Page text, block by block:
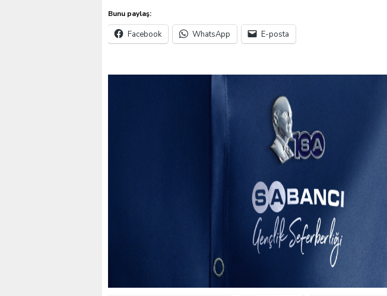
Bunu paylaş:
Facebook WhatsApp E-posta